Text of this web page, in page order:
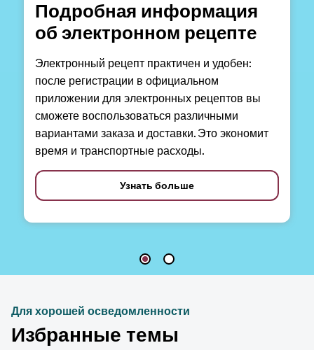
Подробная информация
об электронном рецепте
Электронный рецепт практичен и удобен:
после регистрации в официальном
приложении для электронных рецептов вы
сможете воспользоваться различными
вариантами заказа и доставки. Это экономит
время и транспортные расходы.
Узнать больше
Для хорошей осведомленности
Избранные темы